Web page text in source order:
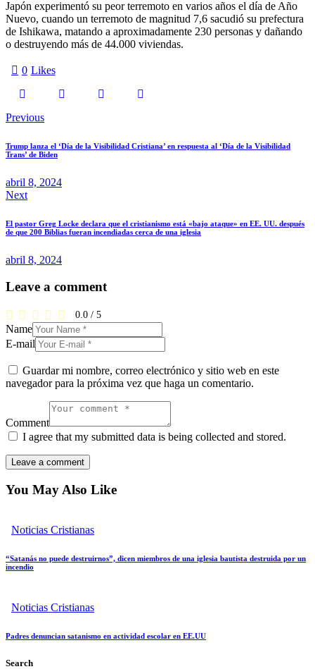
Japón experimentó su peor terremoto en varios años el día de Año
Nuevo, cuando un terremoto de magnitud 7,6 sacudió su prefectura
de Ishikawa, matando a aproximadamente 230 personas y dañando
o destruyendo más de 44.000 viviendas.
0 Likes
Navegación
de
entradas
Previous
Trump lanza el ‘Día de la Visibilidad Cristiana’ en respuesta al ‘Día de la Visibilidad
Trans’ de Biden
abril 8, 2024
Next
El pastor Greg Locke declara que el cristianismo está «bajo ataque» en EE. UU. después
de que 200 Biblias fueran incendiadas cerca de una iglesia
abril 8, 2024
Leave a comment
0.0 / 5
Name
E-mail
Guardar mi nombre, correo electrónico y sitio web en este
navegador para la próxima vez que haga un comentario.
Comment
I agree that my submitted data is being collected and stored.
You May Also Like
Noticias Cristianas
“Satanás no puede destruirnos”, dicen miembros de una iglesia bautista destruida por un
incendio
Noticias Cristianas
Padres denuncian satanismo en actividad escolar en EE.UU
Search